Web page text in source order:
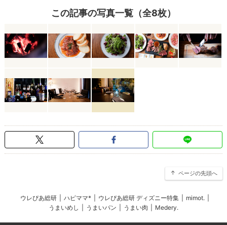
この記事の写真一覧（全8枚）
ページの先頭へ
ウレぴあ総研 ハピママ* ウレぴあ総研 ディズニー特集 mimot.
うまいめし
うまいパン うまい肉 Medery.